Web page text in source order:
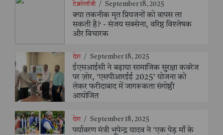
टेक्नोलॉजी / September 18, 2025
क्या तकनीक मृत प्रियजनों को वापस ला
सकती है? - संजय सक्सेना, वरिष्ठ विश्लेषक
और विचारक
देश / September 18, 2025
ईएसआईसी ने बढ़ाया सामाजिक सुरक्षा कवरेज
पर ज़ोर, ‘एसपीआरईई 2025’ योजना को
लेकर फरीदाबाद में जागरूकता संगोष्ठी
आयोजित
देश / September 18, 2025
पर्यावरण मंत्री भूपेन्द्र यादव ने 'एक पेड़ माँ के